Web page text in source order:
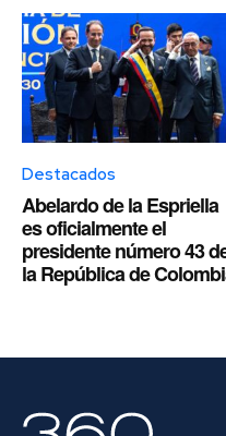
Destacados
Abelardo de la Espriella
es oficialmente el
presidente número 43
la República de